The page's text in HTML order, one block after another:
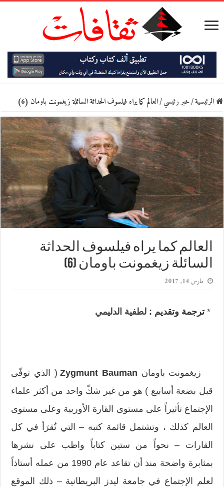
الرئيسية/خبر رئيسي/العالم كما يراه فيلسوف الحداثة السائلة زيغمونت باومان (6)
العالم كما يراه فيلسوف الحداثة
السائلة زيغمونت باومان (6)
مارس 14, 2017
*ترجمة وتقديم :لطفية الدليمي
زيغمونت باومان Zygmunt Bauman ( الذي توفّى
قبل بضعة أسابيع ) هو من غير شكّ واحد من أكثر علماء
الإجتماع تأثيراً على مستوى القارة الأوربية وعلى مستوى
العالم كذلك ، وتشتمل قائمة كتبه – التي تُقرَأ في كل
القارات – نحواً من ستين كتاباً واظب على نشرها
بمثابرة واضحة منذ أن تقاعد عام 1990 من عمله أستاذاً
لعلم الإجتماع في جامعة ليدز البريطانية – ذلك الموقع